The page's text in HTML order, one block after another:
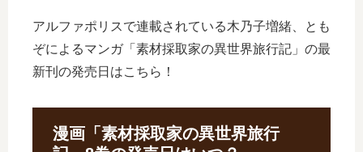
アルファポリスで連載されている木乃子増緒、とも
ぞによるマンガ「素材採取家の異世界旅行記」の最
新刊の発売日はこちら！
漫画「素材採取家の異世界旅行